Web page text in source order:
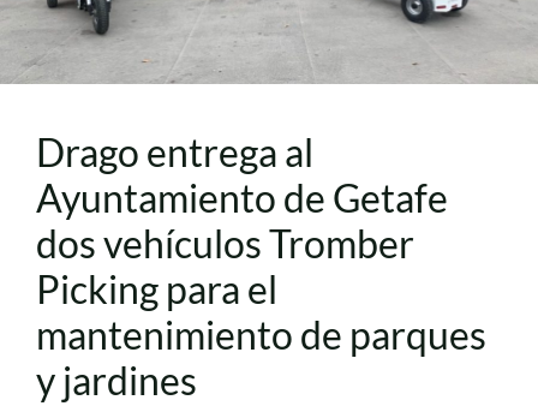
Drago entrega al
Ayuntamiento de Getafe
dos vehículos Tromber
Picking para el
mantenimiento de parques
y jardines